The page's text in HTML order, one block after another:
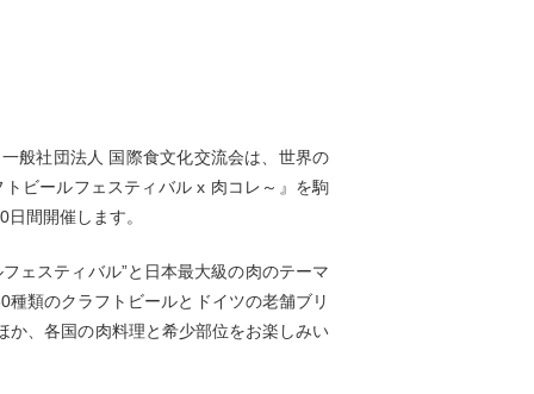
般社団法人 国際食文化交流会は、世界の
ビールフェスティバル x 肉コレ～』を駒
間開催します。
ェスティバル”と日本最大級の肉のテーマ
類のクラフトビールとドイツの老舗ブリ
か、各国の肉料理と希少部位をお楽しみい